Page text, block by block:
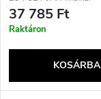
37 785 Ft
Raktáron
KOSÁRBA